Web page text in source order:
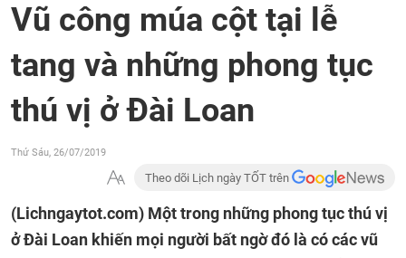
Vũ công múa cột tại lễ
tang và những phong tục
thú vị ở Đài Loan
Thứ Sáu, 26/07/2019
Theo dõi Lịch ngày TỐT trên
(Lichngaytot.com) Một trong những phong tục thú vị
ở Đài Loan khiến mọi người bất ngờ đó là có các vũ